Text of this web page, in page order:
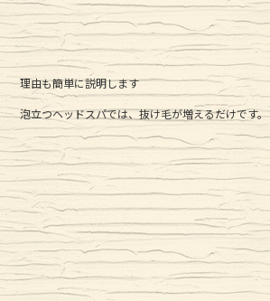
理由も簡単に説明します
泡立つヘッドスパでは、抜け毛が増えるだけです。